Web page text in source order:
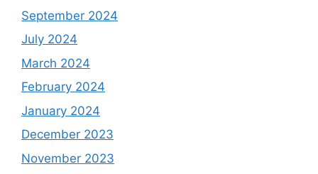
September 2024
July 2024
March 2024
February 2024
January 2024
December 2023
November 2023